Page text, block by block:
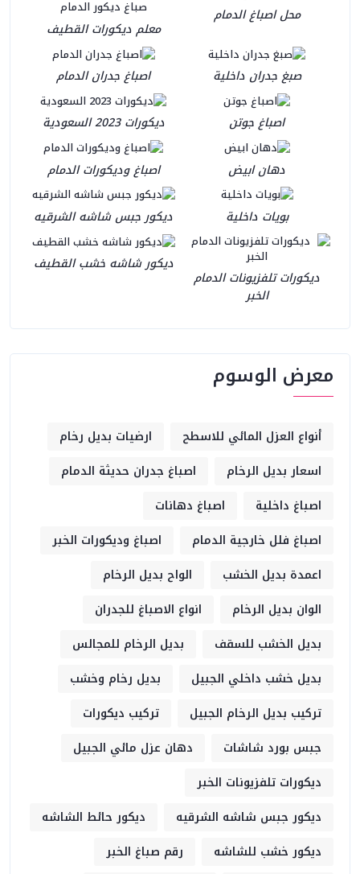
محل اصباغ الدمام
معلم ديكورات القطيف
صبغ جدران داخلية اصباغ جدران الدمام
اصباغ جوتن ديكورات 2023 السعودية
دهان ابيض اصباغ وديكورات الدمام
بويات داخلية ديكور جبس شاشه الشرقيه
ديكورات تلفزيونات الدمام
الخبر
ديكور شاشه خشب القطيف
معرض الوسوم
أنواع العزل المائي للاسطح
ارضيات بديل رخام
اسعار بديل الرخام
اصباغ جدران حديثة الدمام
اصباغ داخلية
اصباغ دهانات
اصباغ فلل خارجية الدمام
اصباغ وديكورات الخبر
اعمدة بديل الخشب
الواح بديل الرخام
الوان بديل الرخام
انواع الاصباغ للجدران
بديل الخشب للسقف
بديل الرخام للمجالس
بديل خشب داخلي الجبيل
بديل رخام وخشب
تركيب بديل الرخام الجبيل
تركيب ديكورات
جبس بورد شاشات
دهان عزل مائي الجبيل
ديكورات تلفزيونات الخبر
ديكور جبس شاشه الشرقيه
ديكور حائط الشاشه
ديكور خشب للشاشه
رقم صباغ الخبر